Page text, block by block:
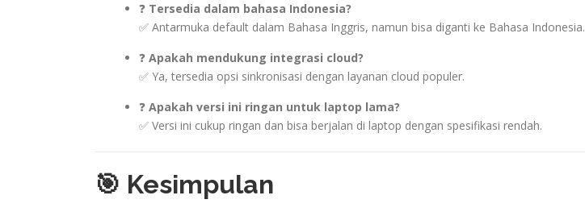
❓ Tersedia dalam bahasa Indonesia?
✅ Antarmuka default dalam Bahasa Inggris, namun bisa diganti ke Bahasa Indonesia.
❓ Apakah mendukung integrasi cloud?
✅ Ya, tersedia opsi sinkronisasi dengan layanan cloud populer.
❓ Apakah versi ini ringan untuk laptop lama?
✅ Versi ini cukup ringan dan bisa berjalan di laptop dengan spesifikasi rendah.
🎯 Kesimpulan